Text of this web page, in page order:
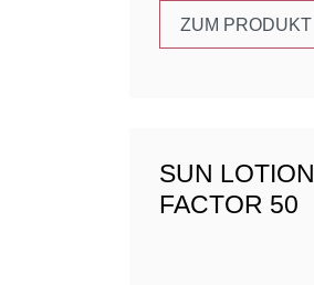
ZUM PRODUKT
SUN LOTION
FACTOR 50